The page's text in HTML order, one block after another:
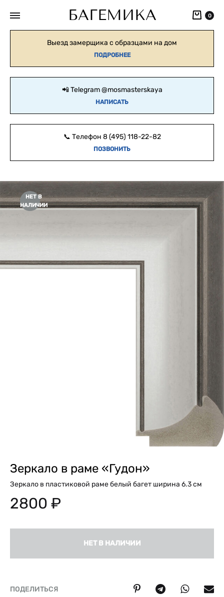
БАГЕМИКА 0
Выезд замерщика с образцами на дом
ПОДРОБНЕЕ
📲 Telegram@mosmasterskaya
НАПИСАТЬ
📞 Телефон 8 (495) 118-22-82
ПОЗВОНИТЬ
НЕТ В
НАЛИЧИИ
Зеркало в раме «Гудон»
Зеркало в пластиковой раме белый багет ширина 6.3 см
2800 ₽
НЕТ В НАЛИЧИИ
ПОДЕЛИТЬСЯ